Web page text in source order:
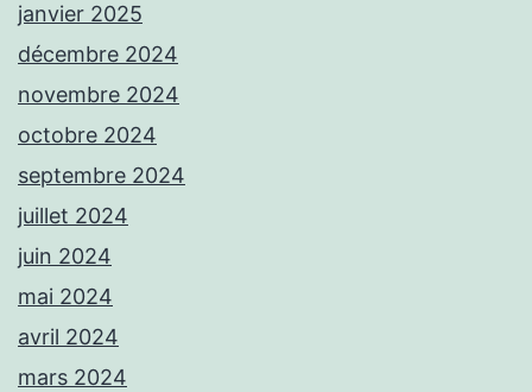
janvier 2025
décembre 2024
novembre 2024
octobre 2024
septembre 2024
juillet 2024
juin 2024
mai 2024
avril 2024
mars 2024